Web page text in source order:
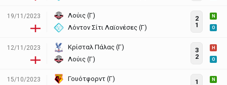
19/11/2023
Λούις (Γ)
Λόντον Σίτι Λαϊονέσες (Γ)
2
1
N
O
12/11/2023
Κρίσταλ Πάλας (Γ)
Λούις (Γ)
3
2
H
O
15/10/2023
Γουότφορντ (Γ)
1
N